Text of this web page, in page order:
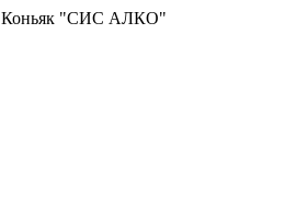
Коньяк "СИС АЛКО"